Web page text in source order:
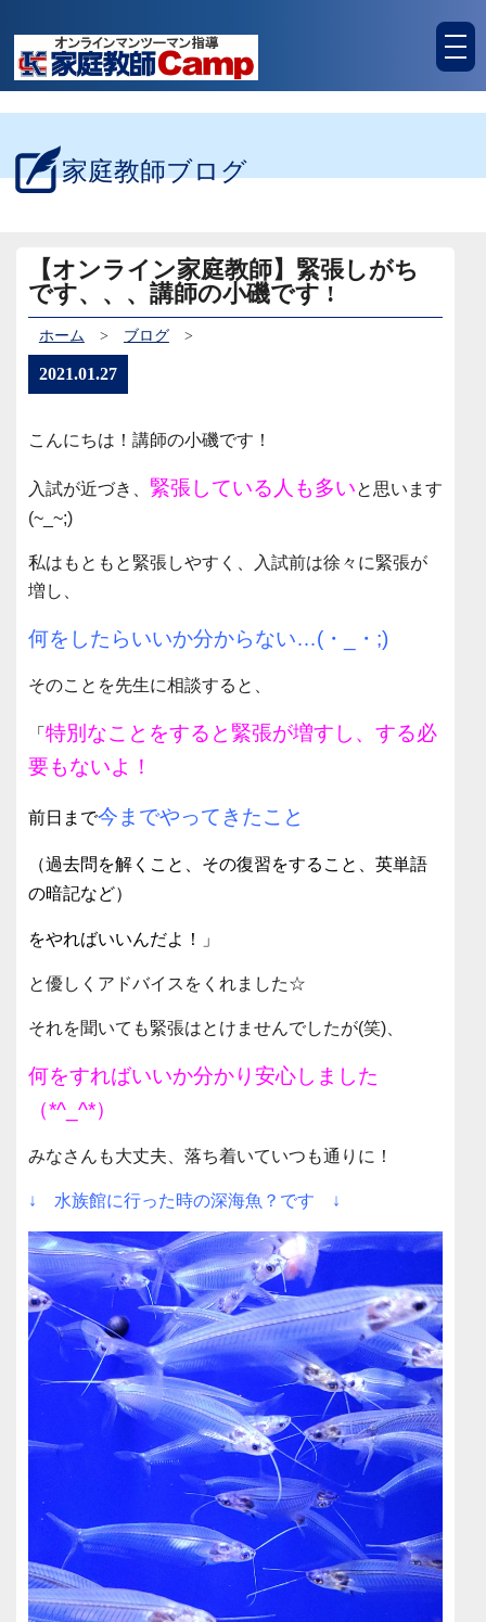
家庭教師ブログ
【オンライン家庭教師】緊張しがち
です、、、講師の小磯です !
ホーム > ブログ >
2021.01.27
こんにちは！講師の小磯です！
入試が近づき、 緊張している人も多いと思います
(~_~;)
私はもともと緊張しやすく、入試前は徐々に緊張が
増し、
何をしたらいいか分からない…(・_・;)
そのことを先生に相談すると、
「 特別なことをすると緊張が増すし、する必
要もないよ！
前日まで今までやってきたこと
（過去問を解くこと、その復習をすること、英単語
の暗記など）
をやればいいんだよ！」
と優しくアドバイスをくれました☆
それを聞いても緊張はとけませんでしたが(笑)、
何をすればいいか分かり安心しました
（*^_^*）
みなさんも大丈夫、落ち着いていつも通りに！
↓ 水族館に行った時の深海魚？です ↓